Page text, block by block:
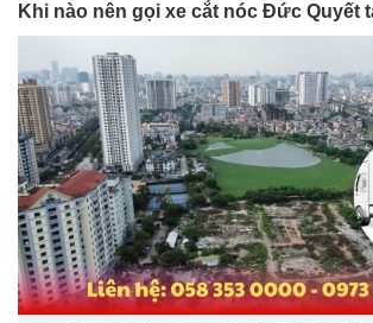
Khi nào nên gọi xe cắt nóc Đức Quyết